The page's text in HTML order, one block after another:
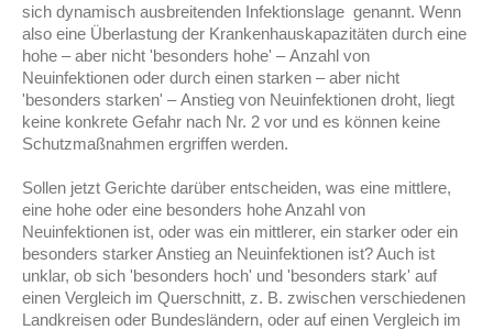
sich dynamisch ausbreitenden Infektionslage genannt. Wenn
also eine Überlastung der Krankenhauskapazitäten durch eine
hohe – aber nicht 'besonders hohe' –Anzahl von
Neuinfektionen oder durch einen starken – aber nicht
'besonders starken' –Anstieg von Neuinfektionen droht, liegt
keine konkrete Gefahr nach Nr. 2 vor und es können keine
Schutzmaßnahmen ergriffen werden.
Sollen jetzt Gerichte darüber entscheiden, was eine mittlere,
eine hohe oder eine besonders hohe Anzahl von
Neuinfektionen ist, oder was ein mittlerer, ein starker oder ein
besonders starker Anstieg an Neuinfektionen ist? Auch ist
unklar, ob sich 'besonders hoch' und 'besonders stark' auf
einen Vergleich im Querschnitt, z. B. zwischen verschiedenen
Landkreisen oder Bundesländern, oder auf einen Vergleich im